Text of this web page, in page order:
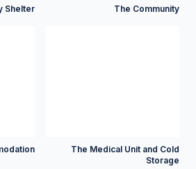
The Community
Shelter
The Medical Unit and Cold
Storage